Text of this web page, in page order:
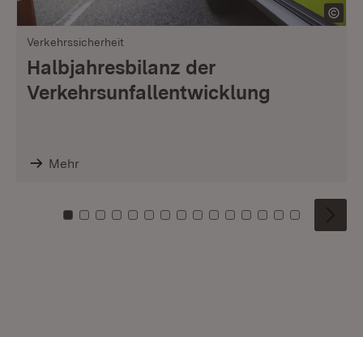
Verkehrssicherheit
Halbjahresbilanz der
Verkehrsunfallentwicklung
Mehr
Zu Kachel: 0
Zu Kachel: 1
Zu Kachel: 2
Zu Kachel: 3
Zu Kachel: 4
Zu Kachel: 5
Zu Kachel: 6
Zu Kachel: 7
Zu Kachel: 8
Zu Kachel: 9
Zu Kachel: 10
Zu Kachel: 11
Zu Kachel: 12
Zu Kachel:
Zu